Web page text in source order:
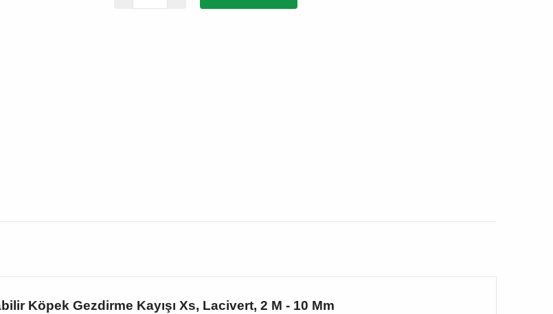
Köpek Gezdirme Kayışı Xs, Lacivert, 2 M - 10 Mm